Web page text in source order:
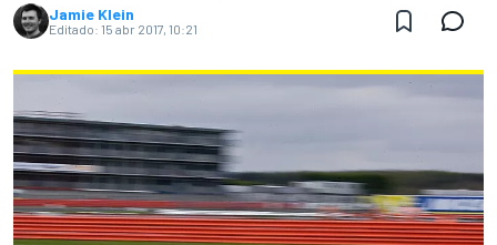
Jamie Klein
Editado: 15 abr 2017, 10:21